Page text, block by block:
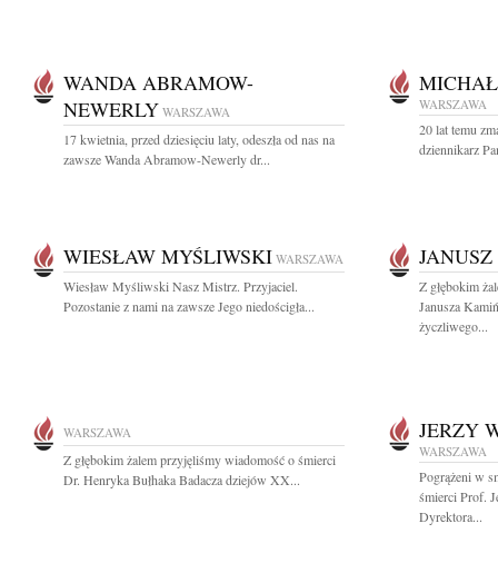
WANDA ABRAMOW-
NEWERLY WARSZAWA
17 kwietnia, przed dziesięciu laty, odeszła od nas na
zawsze Wanda Abramow-Newerly dr...
WARSZAWA
20 lat temu
dziennikarz
WIESŁAW MYŚLIWSKI WARSZAWA
Wiesław Myśliwski Nasz Mistrz. Przyjaciel.
Pozostanie z nami na zawsze Jego niedościgła...
Z głębokim
Janusza
życzliwego...
WARSZAWA
Z głębokim żalem przyjęliśmy wiadomość o śmierci
Dr. Henryka Bułhaka Badacza dziejów XX...
JERZY
WARSZAWA
Pogrążeni w
śmierci Prof.
Dyrektora...